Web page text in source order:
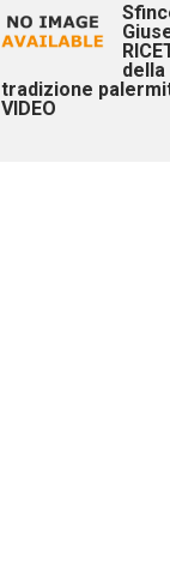
della
tradizione
VIDEO